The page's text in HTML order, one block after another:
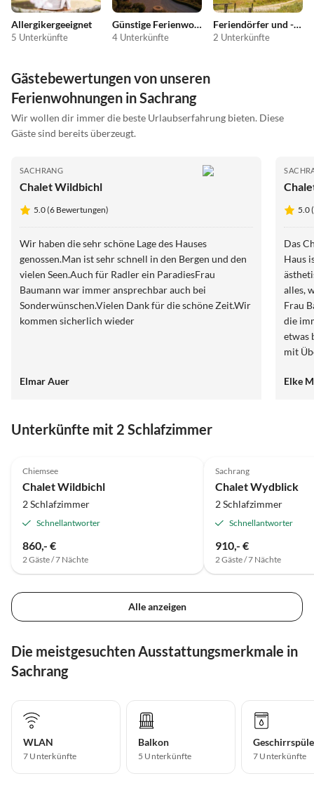
Allergikergeeignet
5 Unterkünfte
Günstige Ferienwohnungen
4 Unterkünfte
Feriendörfer und -anlagen
2 Unterkünfte
Gästebewertungen von unseren
Ferienwohnungen in Sachrang
Wir wollen dir immer die beste Urlaubserfahrung bieten. Diese
Gäste sind bereits überzeugt.
SACHRANG
Chalet Wildbichl
5.0 (6 Bewertungen)
Wir haben die sehr schöne Lage des Hauses
genossen.Man ist sehr schnell in den Bergen und den
vielen Seen.Auch für Radler ein ParadiesFrau
Baumann war immer ansprechbar auch bei
Sonderwünschen.Vielen Dank für die schöne Zeit.Wir
kommen sicherlich wieder
Elmar Auer
5.0
Das
Haus
alles,
Frau
die
etwas
mit
Elke
Unterkünfte mit 2 Schlafzimmer
Chiemsee
Chalet Wildbichl
2 Schlafzimmer
Schnellantworter
860,- €
2 Gäste / 7 Nächte
Sachrang
Chalet Wydblick
2 Schlafzimmer
Schnellantworter
910,- €
2 Gäste / 7 Nächte
Alle anzeigen
Die meistgesuchten Ausstattungsmerkmale in
Sachrang
WLAN
7 Unterkünfte
Balkon
5 Unterkünfte 7 Unterkünfte